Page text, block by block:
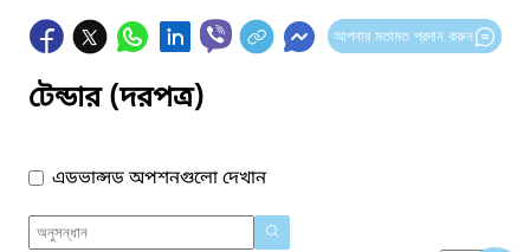
আপনার মতামত প্রদান করুন
টেন্ডার (দরপত্র)
এডভান্সড অপশনগুলো দেখান